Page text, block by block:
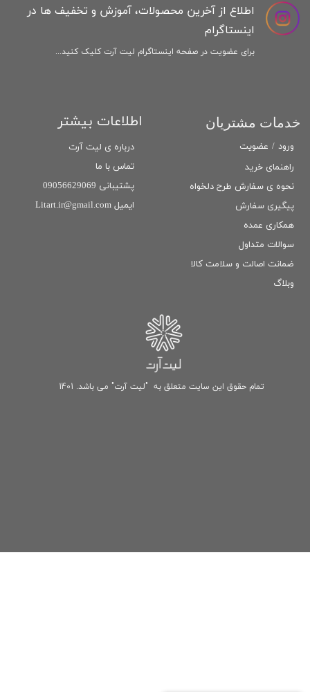
راهنمای خرید
نحوه ی سفارش طرح دلخواه
پیگیری سفارش
همکاری عمده
سوالات متداول
ضمانت اصالت و سلامت كالا
وبلاگ
خدمات مشتریان اطلاعات بیشتر
درباره ی لیت آرت
تماس با ما
پشتیبانی 09056629069
ایمیل Litart.ir@gmail.com
تمام حقوق این سایت متعلق به "لیت آرت" می باشد. 1401
اطلاع از آخرین محصولات، آموزش و تخفیف ها در
اینستاگرام
برای عضویت در صفحه اینستاگرام لیت آرت کلیک کنید...
ورود / عضویت